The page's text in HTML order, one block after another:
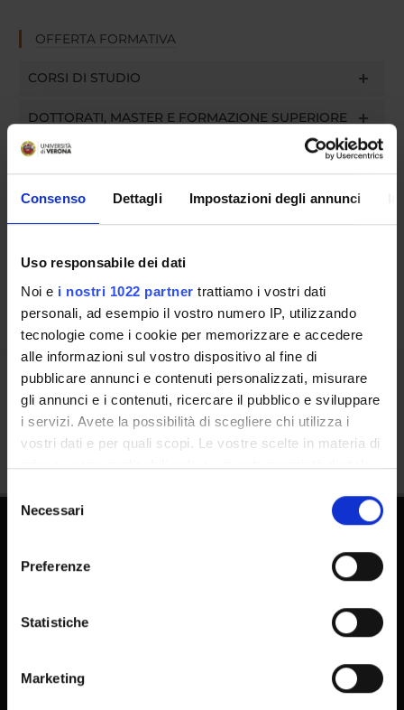
Consenso Dettagli Impostazioni degli annunci
Uso responsabile dei dati
Noi e i nostri 1022 partner trattiamo i vostri dati
personali, ad esempio il vostro numero IP, utilizzando
tecnologie come i cookie per memorizzare e accedere
alle informazioni sul vostro dispositivo al fine di
pubblicare annunci e contenuti personalizzati, misurare
gli annunci e i contenuti, ricercare il pubblico e sviluppare
i servizi. Avete la possibilità di scegliere chi utilizza i
vostri dati e per quali scopi. Le vostre scelte in materia di
privacy sono applicabili solo su questa proprietà digitale
modificare o revocare il proprio consenso in qualsiasi
momento dalla Dichiarazione sui cookie o facendo clic
raccogliere informazioni sulla tua posizione
geografica, con un'approssimazione di qualche
Identificare il tuo dispositivo, scansionandolo
delNecessari
Preferenze
Statistiche
Marketing
OFFERTA FORMATIVA
CORSI DI STUDIO
DOTTORATI, MASTER E FORMAZIONE SUPERIORE
Persone
Luoghi
Condividi
E-learning